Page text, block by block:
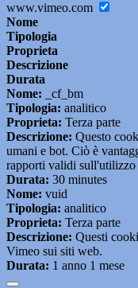
www.vimeo.com
Nome
Tipologia
Proprieta
Descrizione
Durata
Nome: _cf_bm
Tipologia: analitico
Proprieta: Terza parte
Descrizione: Questo
umani e bot. Ciò è
rapporti validi sull'utilizzo
Durata: 30 minutes
Nome: vuid
Tipologia: analitico
Proprieta: Terza parte
Descrizione: Questi
Vimeo sui siti web.
Durata: 1 anno 1 mese